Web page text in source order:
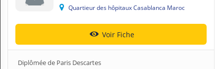
Quartieur des hôpitaux Casablanca Maroc
Voir Fiche
Diplômée de Paris Descartes